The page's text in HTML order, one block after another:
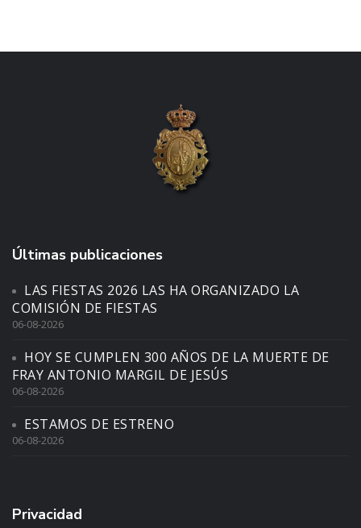
Últimas publicaciones
LAS FIESTAS 2026 LAS HA ORGANIZADO LA
COMISIÓN DE FIESTAS
06-08-2026
HOY SE CUMPLEN 300 AÑOS DE LA MUERTE DE
FRAY ANTONIO MARGIL DE JESÚS
06-08-2026
ESTAMOS DE ESTRENO
06-08-2026
Privacidad